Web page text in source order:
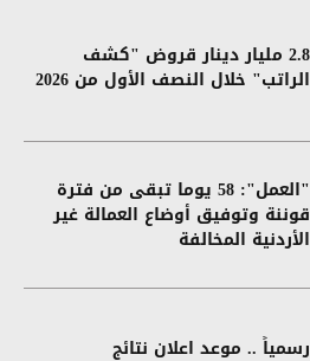
2.8 مليار دينار قروض "كشف
الراتب" خلال النصف الأول من 2026
"العمل": 58 يوما تبقى من فترة
قوننة وتوفيق أوضاع العمالة غير
الأردنية المخالفة
رسمياً .. موعد اعلان نتائج